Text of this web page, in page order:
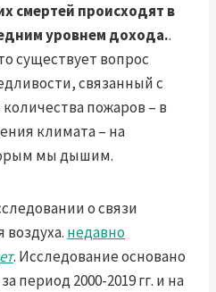
смертей происходят в
уровнем дохода..
существует вопрос
связанный с
пожаров – в
климата – на
мы дышим.
о связи
воздуха. недавно
. Исследование основано
период 2000-2019 гг. и на